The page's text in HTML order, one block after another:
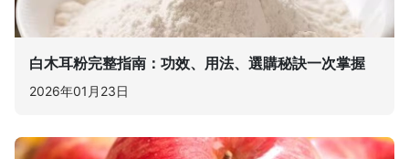
白木耳粉完整指南：功效、用法、選購秘訣一次掌握
2026年01月23日